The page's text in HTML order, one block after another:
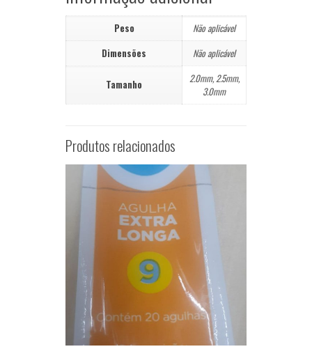
Peso
Não aplicável
Dimensões
Não aplicável
Tamanho
2.0mm, 2.5mm,
3.0mm
Produtos relacionados